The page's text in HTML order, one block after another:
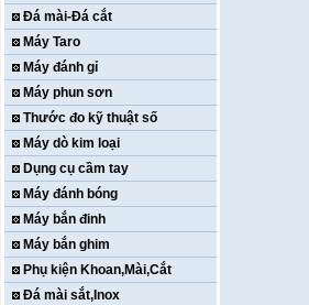
Đá mài-Đá cắt
Máy Taro
Máy đánh gỉ
Máy phun sơn
Thước đo kỹ thuật số
Máy dò kim loại
Dụng cụ cầm tay
Máy đánh bóng
Máy bắn đinh
Máy bắn ghim
Phụ kiện Khoan,Mài,Cắt
Đá mài sắt,Inox